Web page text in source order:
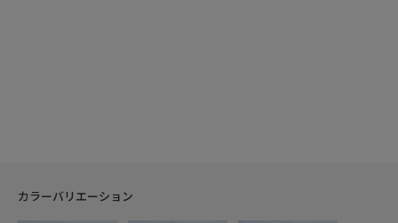
カラーバリエーション